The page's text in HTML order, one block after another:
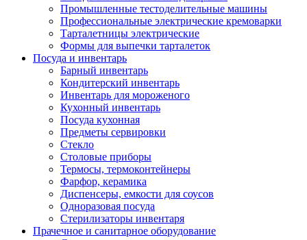
Промышленные тестоделительные машины
Профессиональные электрические кремоварки
Тарталетницы электрические
Формы для выпечки тарталеток
Посуда и инвентарь
Барный инвентарь
Кондитерский инвентарь
Инвентарь для мороженого
Кухонный инвентарь
Посуда кухонная
Предметы сервировки
Стекло
Столовые приборы
Термосы, термоконтейнеры
Фарфор, керамика
Диспенсеры, емкости для соусов
Одноразовая посуда
Стерилизаторы инвентаря
Прачечное и санитарное оборудование